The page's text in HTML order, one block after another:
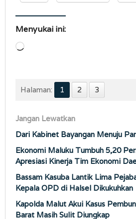
Menyukai ini:
Memuat...
Halaman: 1 2 3
Jangan Lewatkan
Dari Kabinet Bayangan Menuju
Ekonomi Maluku Tumbuh 5,20
Apresiasi Kinerja Tim Ekonomi
Bassam Kasuba Lantik Lima
Kepala OPD di Halsel Dikukuhkan
Kapolda Malut Akui Kasus
Barat Masih Sulit Diungkap